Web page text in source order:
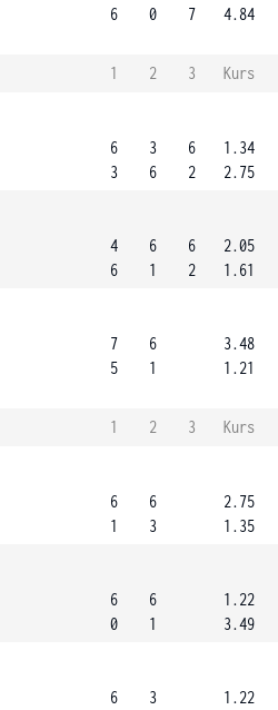
6
0
7
4.84
1 2 3
Kurs
6
3
3
6
6
2
1.34
2.75
4
6
6
1
6
2
2.05
1.61
7
5
6
1
3.48
1.21
1 2 3
Kurs
6
1
6
3
2.75
1.35
6
0
6
1
1.22
3.49
6
3
1.22